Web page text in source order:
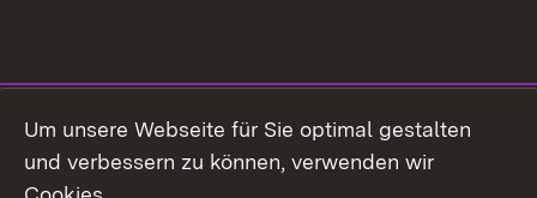
Facebook
Um unsere Webseite für Sie optimal gestalten
und verbessern zu können, verwenden wir